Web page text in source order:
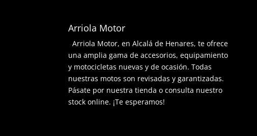
Arriola Motor
Arriola Motor, en Alcalá de Henares, te ofrece
una amplia gama de accesorios, equipamiento
y motocicletas nuevas y de ocasión. Todas
nuestras motos son revisadas y garantizadas.
Pásate por nuestra tienda o consulta nuestro
stock online. ¡Te esperamos!